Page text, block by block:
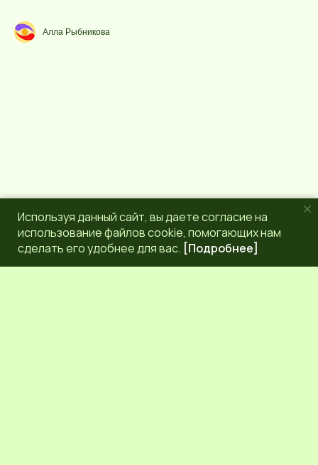
р
с
g
r
Алла Рыбникова
Используя данный сайт, вы даете согласие на
использование файлов cookie, помогающих нам
сделать его удобнее для вас. [Подробнее]